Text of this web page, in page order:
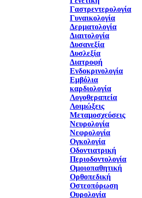
Γαστρεντερολογία
Γυναικολογία
Δερματολογία
Διαιτολογία
Δυσανεξία
Δυσλεξία
Διατροφή
Ενδοκρινολογία
Εμβόλια
καρδιολογία
Λογοθεραπεία
Λοιμώξεις
Μεταμοσχεύσεις
Νευρολογία
Νεφρολογία
Ογκολογία
Οδοντιατρική
Περιοδοντολογία
Ομοιοπαθητική
Ορθοπεδική
Οστεοπόρωση
Ουρολογία